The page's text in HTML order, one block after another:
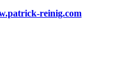
reinig.com